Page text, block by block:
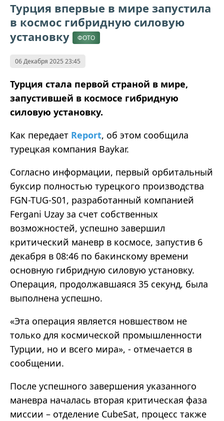
Турция впервые в мире запустила
в космос гибридную силовую
установку
ФОТО
06 Декабря 2025 23:45
Турция стала первой страной в мире,
запустившей в космосе гибридную
силовую установку.
Как передает Report, об этом сообщила
турецкая компания Baykar.
Согласно информации, первый орбитальный
буксир полностью турецкого производства
FGN-TUG-S01, разработанный компанией
Fergani Uzay за счет собственных
возможностей, успешно завершил
критический маневр в космосе, запустив 6
декабря в 08:46 по бакинскому времени
основную гибридную силовую установку.
Операция, продолжавшаяся 35 секунд, была
выполнена успешно.
«Эта операция является новшеством не
только для космической промышленности
Турции, но и всего мира», - отмечается в
сообщении.
После успешного завершения указанного
маневра началась вторая критическая фаза
миссии – отделение CubeSat, процесс также